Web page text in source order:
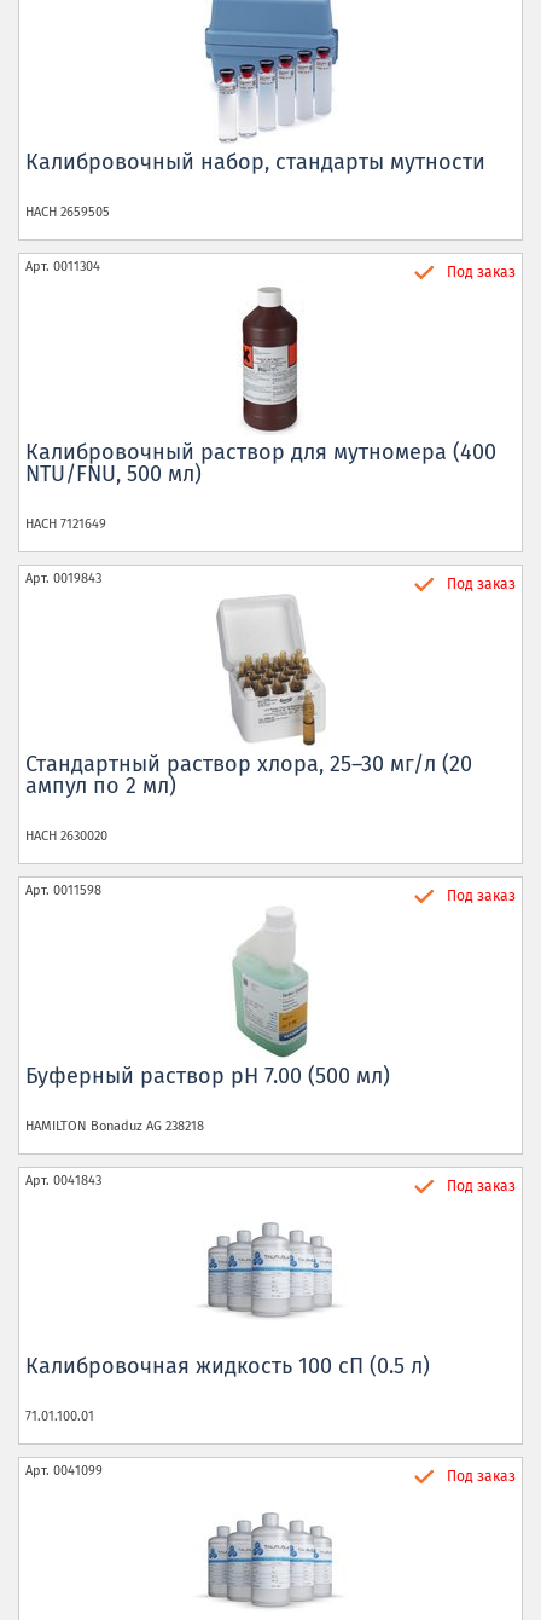
Калибровочный набор, стандарты мутности
HACH 2659505
Арт. 0011304 Под заказ
Калибровочный раствор для мутномера (400
NTU/FNU, 500 мл)
HACH 7121649
Арт. 0019843 Под заказ
Стандартный раствор хлора, 25–30 мг/л (20
ампул по 2 мл)
HACH 2630020
Арт. 0011598 Под заказ
Буферный раствор рН 7.00 (500 мл)
HAMILTON Bonaduz AG 238218
Арт. 0041843 Под заказ
Калибровочная жидкость 100 сП (0.5 л)
71.01.100.01
Арт. 0041099 Под заказ